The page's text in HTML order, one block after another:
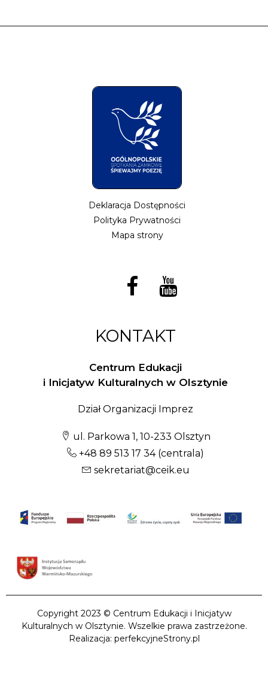
Deklaracja Dostępności
Polityka Prywatności
Mapa strony
KONTAKT
Centrum Edukacji
i Inicjatyw Kulturalnych w Olsztynie
Dział Organizacji Imprez
ul. Parkowa 1, 10-233 Olsztyn
+48 89 513 17 34(centrala)
sekretariat@ceik.eu
Copyright 2023 © Centrum Edukacji i Inicjatyw
Kulturalnych w Olsztynie. Wszelkie prawa zastrzeżone.
Realizacja: perfekcyjneStrony.pl